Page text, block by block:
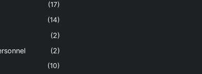
(17)
(14)
(2)
(2)
(10)